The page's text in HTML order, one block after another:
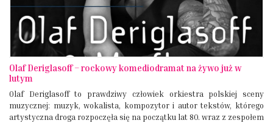
Olaf Deriglasoff – rockowy komediodramat na żywo już w
lutym
Olaf Deriglasoff to prawdziwy człowiek orkiestra polskiej sceny
muzycznej: muzyk, wokalista, kompozytor i autor tekstów, którego
artystyczna droga rozpoczęła się na początku lat 80. wraz z zespołem